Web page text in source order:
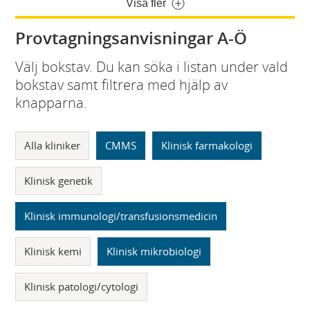
Visa fler
Provtagningsanvisningar A-Ö
Välj bokstav. Du kan söka i listan under vald
bokstav samt filtrera med hjälp av
knapparna.
Alla kliniker CMMS Klinisk farmakologi
Klinisk genetik
Klinisk immunologi/transfusionsmedicin
Klinisk kemi Klinisk mikrobiologi
Klinisk patologi/cytologi